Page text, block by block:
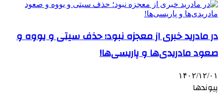
در مادرید خبری از معجزه نبود؛ حذف سیتی و یووه و
صعود مادریدی‌ها و پاریسی‌ها!
۱۴۰۲/۱۲/۰۱
پیوندها